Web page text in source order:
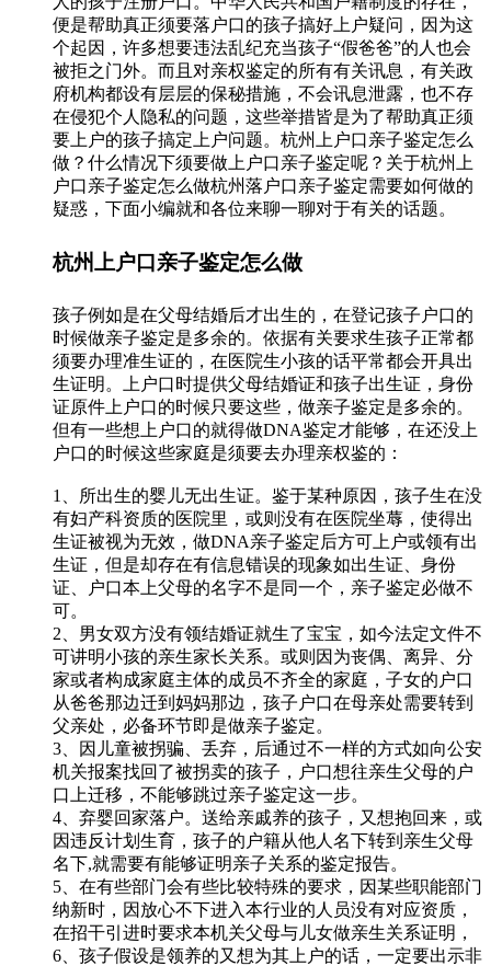
便是帮助真正须要落户口的孩子搞好上户疑问，因为这
个起因，许多想要违法乱纪充当孩子“假爸爸”的人也会
被拒之门外。而且对亲权鉴定的所有有关讯息，有关政
府机构都设有层层的保秘措施，不会讯息泄露，也不存
在侵犯个人隐私的问题，这些举措皆是为了帮助真正须
要上户的孩子搞定上户问题。杭州上户口亲子鉴定怎么
做？什么情况下须要做上户口亲子鉴定呢？关于杭州上
户口亲子鉴定怎么做杭州落户口亲子鉴定需要如何做的
疑惑，下面小编就和各位来聊一聊对于有关的话题。
杭州上户口亲子鉴定怎么做
孩子例如是在父母结婚后才出生的，在登记孩子户口的
时候做亲子鉴定是多余的。依据有关要求生孩子正常都
须要办理准生证的，在医院生小孩的话平常都会开具出
生证明。上户口时提供父母结婚证和孩子出生证，身份
证原件上户口的时候只要这些，做亲子鉴定是多余的。
但有一些想上户口的就得做DNA鉴定才能够，在还没上
户口的时候这些家庭是须要去办理亲权鉴的：
1、所出生的婴儿无出生证。鉴于某种原因，孩子生在没
有妇产科资质的医院里，或则没有在医院坐蓐，使得出
生证被视为无效，做DNA亲子鉴定后方可上户或领有出
生证，但是却存在有信息错误的现象如出生证、身份
证、户口本上父母的名字不是同一个，亲子鉴定必做不
可。
2、男女双方没有领结婚证就生了宝宝，如今法定文件不
可讲明小孩的亲生家长关系。或则因为丧偶、离异、分
家或者构成家庭主体的成员不齐全的家庭，子女的户口
从爸爸那边迁到妈妈那边，孩子户口在母亲处需要转到
父亲处，必备环节即是做亲子鉴定。
3、因儿童被拐骗、丢弃，后通过不一样的方式如向公安
机关报案找回了被拐卖的孩子，户口想往亲生父母的户
口上迁移，不能够跳过亲子鉴定这一步。
4、弃婴回家落户。送给亲戚养的孩子，又想抱回来，或
因违反计划生育，孩子的户籍从他人名下转到亲生父母
名下,就需要有能够证明亲子关系的鉴定报告。
5、在有些部门会有些比较特殊的要求，因某些职能部门
纳新时，因放心不下进入本行业的人员没有对应资质，
在招干引进时要求本机关父母与儿女做亲生关系证明，
6、孩子假设是领养的又想为其上户的话，一定要出示非